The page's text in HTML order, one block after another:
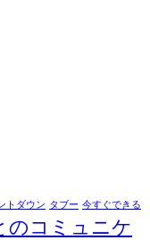
トダウン タブー 今すぐできる
のコミュニケ